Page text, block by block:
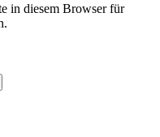
in diesem Browser für